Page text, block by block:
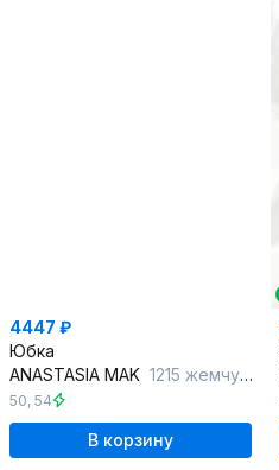
4447 ₽
Юбка
ANASTASIA MAK 1215 жемчужный
50, 54
В корзину